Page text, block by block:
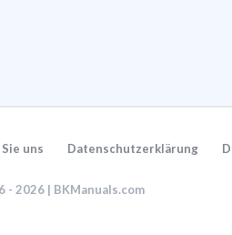
uns Datenschutzerklärung
2026 | BKManuals.com